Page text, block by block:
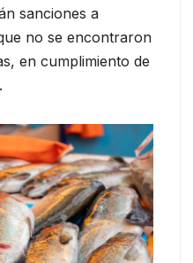
sanciones a
no se encontraron
en cumplimiento de